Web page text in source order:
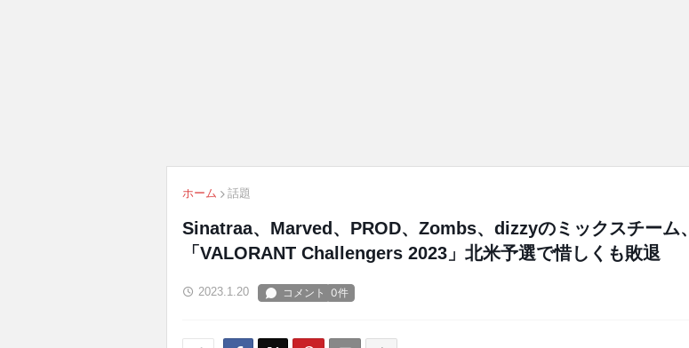
ホーム 話題
Sinatraa、Marved、PROD、Zombs、dizzyのミックスチーム、
「VALORANT Challengers 2023」北米予選で惜しくも敗退
2023.1.20